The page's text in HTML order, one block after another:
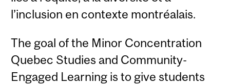
l’inclusion en contexte montréalais.
The goal of the Minor Concentration
Quebec Studies and Community-
Engaged Learning is to give students